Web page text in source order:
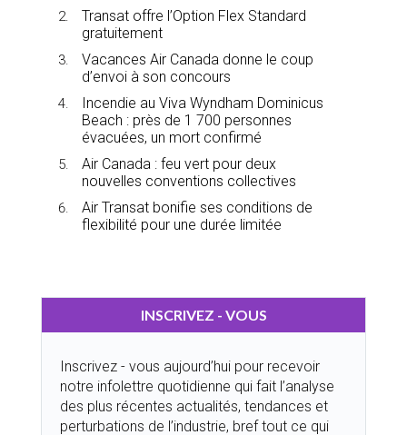
Transat offre l’Option Flex Standard
gratuitement
Vacances Air Canada donne le coup
d’envoi à son concours
Incendie au Viva Wyndham Dominicus
Beach : près de 1 700 personnes
évacuées, un mort confirmé
Air Canada : feu vert pour deux
nouvelles conventions collectives
Air Transat bonifie ses conditions de
flexibilité pour une durée limitée
INSCRIVEZ - VOUS
Inscrivez - vous aujourd’hui pour recevoir
notre infolettre quotidienne qui fait l’analyse
des plus récentes actualités, tendances et
perturbations de l’industrie, bref tout ce qui